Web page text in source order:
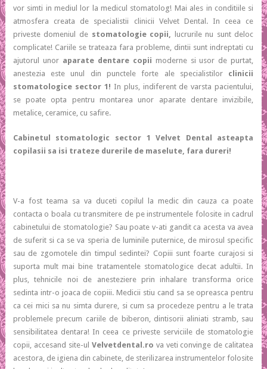
vor simti in mediul lor la medicul stomatolog! Mai ales in conditiile si
atmosfera creata de specialistii clinicii Velvet Dental. In ceea ce
priveste domeniul de stomatologie copii,
lucrurile nu sunt deloc
complicate! Cariile se trateaza fara probleme, dintii sunt indreptati cu
ajutorul unor aparate dentare copii moderne si usor de purtat,
anestezia este unul din punctele forte ale specialistilor clinicii
stomatologice sector 1! In plus, indiferent de varsta pacientului,
se poate opta pentru montarea unor aparate dentare invizibile,
metalice, ceramice, cu safire.
Cabinetul stomatologic sector 1 Velvet Dental asteapta
copilasii sa isi trateze durerile de maselute, fara dureri!
V-a fost teama sa va duceti copilul la medic din cauza ca poate
contacta o boala cu transmitere de pe instrumentele folosite in cadrul
cabinetului de stomatologie? Sau poate v-ati gandit ca acesta va avea
de suferit si ca se va speria de luminile puternice, de mirosul specific
sau de zgomotele din timpul sedintei? Copiii sunt foarte curajosi si
suporta mult mai bine tratamentele stomatologice decat adultii. In
plus, tehnicile noi de anesteziere prin inhalare transforma orice
sedinta intr-o joaca de copiii. Medicii stiu cand sa se opreasca pentru
ca cei mici sa nu simta durere, si cum sa procedeze pentru a le trata
problemele precum cariile de biberon, dintisorii aliniati stramb, sau
sensibilitatea dentara! In ceea ce priveste serviciile de stomatologie
copii, accesand site-ul Velvetdental.ro va veti convinge de calitatea
acestora, de igiena din cabinete, de sterilizarea instrumentelor folosite